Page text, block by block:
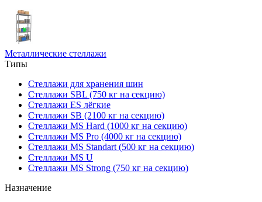
Металлические стеллажи
Типы
Стеллажи для хранения шин
Стеллажи SBL (750 кг на секцию)
Стеллажи ES лёгкие
Стеллажи SB (2100 кг на секцию)
Стеллажи MS Hard (1000 кг на секцию)
Стеллажи MS Pro (4000 кг на секцию)
Стеллажи MS Standart (500 кг на секцию)
Стеллажи MS U
Стеллажи MS Strong (750 кг на секцию)
Назначение